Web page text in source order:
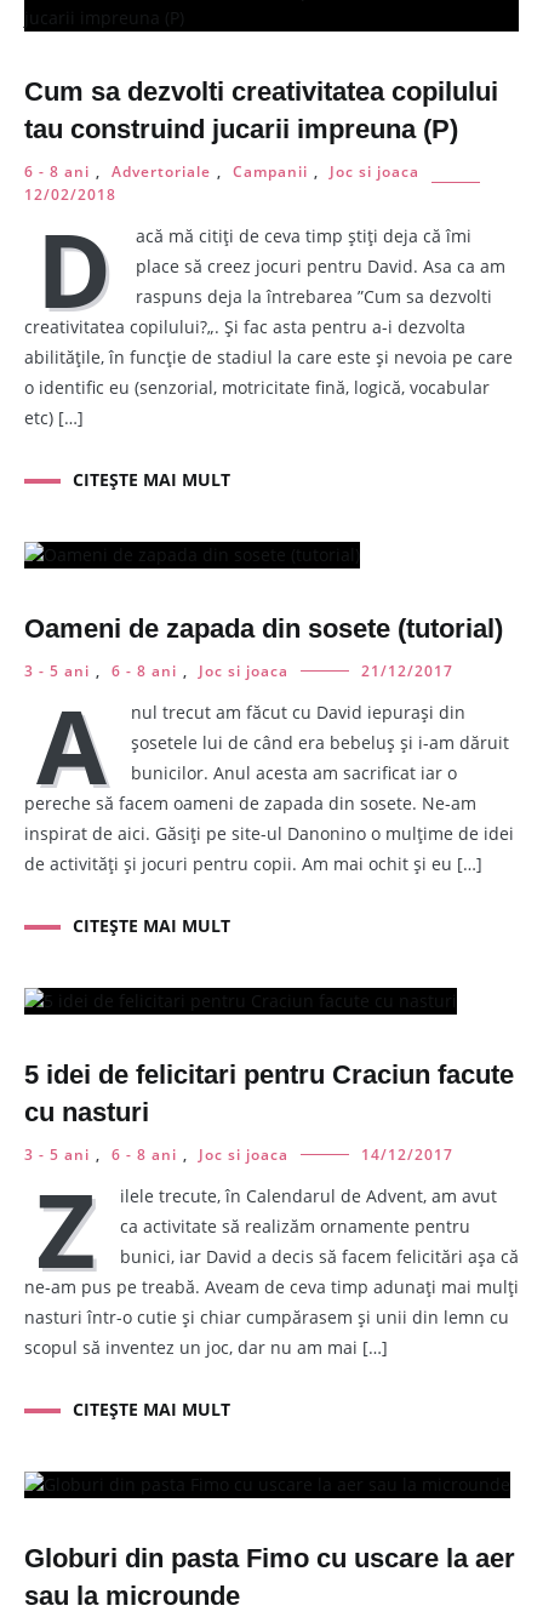
Cum sa dezvolti creativitatea copilului
tau construind jucarii impreuna (P)
6 - 8 ani , Advertoriale , Campanii ,
Joc si joaca
12/02/2018
D
acă mă citiți de ceva timp știți deja că îmi
place să creez jocuri pentru David. Asa ca am
raspuns deja la întrebarea ”Cum sa dezvolti
creativitatea copilului?„. Și fac asta pentru a-i dezvolta
abilitățile, în funcție de stadiul la care este și nevoia pe care
o identific eu (senzorial, motricitate fină, logică, vocabular
etc) […]
CITEȘTE MAI MULT
Oameni de zapada din sosete (tutorial)
3 - 5 ani , 6 - 8 ani , Joc si joaca 21/12/2017
A
nul trecut am făcut cu David iepurași din
șosetele lui de când era bebeluș și i-am dăruit
bunicilor. Anul acesta am sacrificat iar o
pereche să facem oameni de zapada din sosete. Ne-am
inspirat de aici. Găsiți pe site-ul Danonino o mulțime de idei
de activități și jocuri pentru copii. Am mai ochit și eu […]
CITEȘTE MAI MULT
5 idei de felicitari pentru Craciun facute
cu nasturi
3 - 5 ani , 6 - 8 ani , Joc si joaca 14/12/2017
Z
ilele trecute, în Calendarul de Advent, am avut
ca activitate să realizăm ornamente pentru
bunici, iar David a decis să facem felicitări așa că
ne-am pus pe treabă. Aveam de ceva timp adunați mai mulți
nasturi într-o cutie și chiar cumpărasem și unii din lemn cu
scopul să inventez un joc, dar nu am mai […]
CITEȘTE MAI MULT
Globuri din pasta Fimo cu uscare la aer
sau la microunde